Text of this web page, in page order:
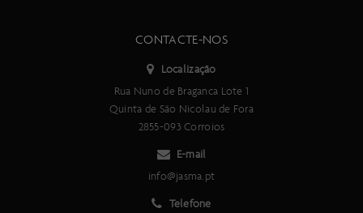
CONTACTE-NOS
Localização
Rua Nuno de Braganca Lote 1
Quinta de São Nicolau de Fora
2855-093 Corroios
E-mail
info@jasma.pt
Telefone